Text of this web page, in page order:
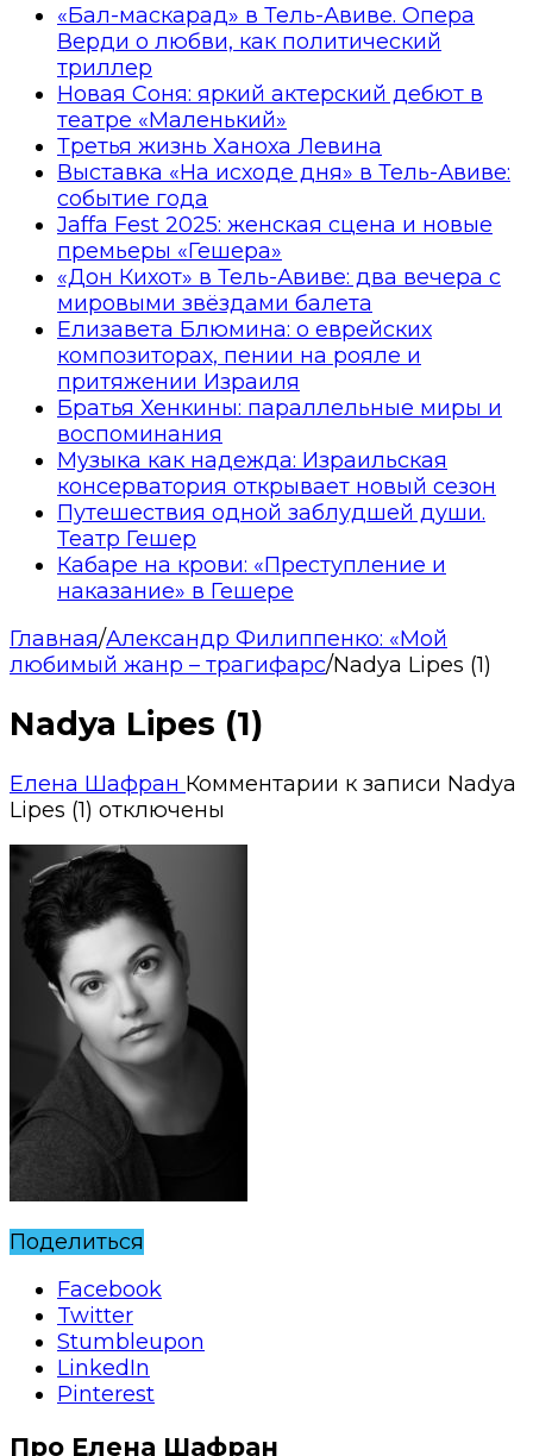
«Бал-маскарад» в Тель-Авиве. Опера
Верди о любви, как политический
триллер
Новая Соня: яркий актерский дебют в
театре «Маленький»
Третья жизнь Ханоха Левина
Выставка «На исходе дня» в Тель-Авиве:
событие года
Jaffa Fest 2025: женская сцена и новые
премьеры «Гешера»
«Дон Кихот» в Тель-Авиве: два вечера с
мировыми звёздами балета
Елизавета Блюмина: о еврейских
композиторах, пении на рояле и
притяжении Израиля
Братья Хенкины: параллельные миры и
воспоминания
Музыка как надежда: Израильская
консерватория открывает новый сезон
Путешествия одной заблудшей души.
Театр Гешер
Кабаре на крови: «Преступление и
наказание» в Гешере
Главная/Александр Филиппенко: «Мой
любимый жанр – трагифарс/Nadya Lipes (1)
Nadya Lipes (1)
Елена Шафран Комментарии к записи Nadya
Lipes (1) отключены
Поделиться
Facebook
Twitter
Stumbleupon
LinkedIn
Pinterest
Про Елена Шафран